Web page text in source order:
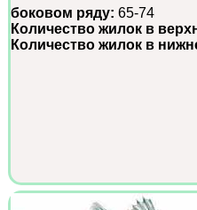
боковом ряду: 65-74
Количество жилок в
Количество жилок в